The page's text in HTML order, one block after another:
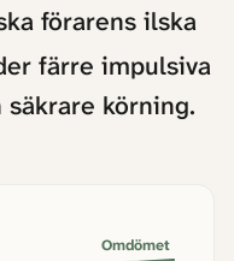
förarens ilska
färre impulsiva
körning.
Omdömet